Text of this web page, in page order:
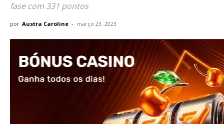
fase com 331 pontos
por Austra Caroline - março 23, 2023